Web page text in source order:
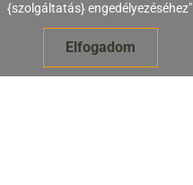
{szolgáltatás} engedélyezéséhez"
Elfogadom